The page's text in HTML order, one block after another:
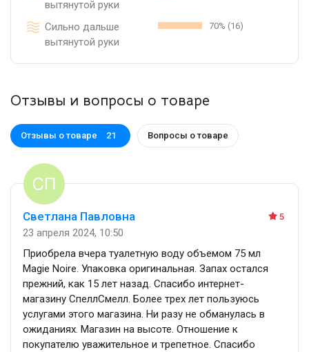
вытянутой руки
Сильно дальше
вытянутой руки
70% (16)
Отзывы и вопросы о товаре
Отзывы о товаре 21 Вопросы о товаре
5
Светлана Павловна
23 апреля 2024, 10:50
Приобрела вчера туалетную воду объемом 75 мл
Magie Noire. Упаковка оригинальная. Запах остался
прежний, как 15 лет назад. Спасибо интернет-
магазину СпеллСмелл. Более трех лет пользуюсь
услугами этого магазина. Ни разу не обманулась в
ожиданиях. Магазин на высоте. Отношение к
покупателю уважительное и трепетное. Спасибо